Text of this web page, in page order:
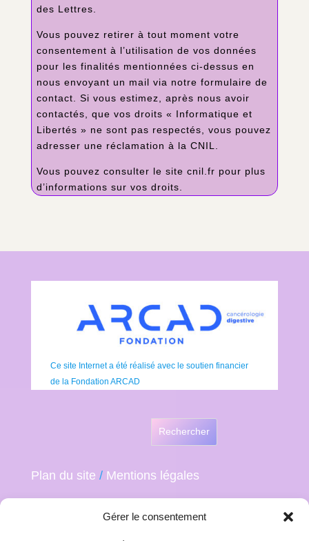
Gérer le consentement
des Lettres.
Vous pouvez retirer à tout moment votre
consentement à l’utilisation de vos données
pour les finalités mentionnées ci-dessus en
nous envoyant un mail via notre formulaire de
contact. Si vous estimez, après nous avoir
contactés, que vos droits « Informatique et
Libertés » ne sont pas respectés, vous pouvez
adresser une réclamation à la CNIL.
Vous pouvez consulter le site cnil.fr pour plus
d’informations sur vos droits.
Ce site Internet a été réalisé avec le soutien financier
de la Fondation ARCAD
Rechercher
Plan du site / Mentions légales